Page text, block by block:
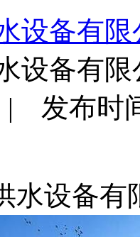
设备有限
设备有限
发布时
水设备有